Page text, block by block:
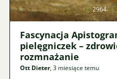
2964
Fascynacja
pielęgniczek –
rozmnażanie
Ott Dieter, 3 miesiące temu